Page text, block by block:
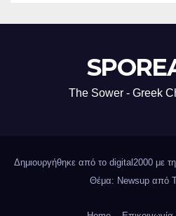
The Sower - Greek
Δημιουργήθηκε από το digital2000 με
Θέμα: Newsup από